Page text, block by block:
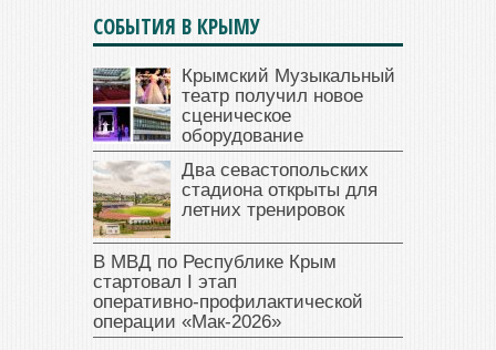
СОБЫТИЯ В КРЫМУ
Крымский Музыкальный
театр получил новое
сценическое
оборудование
Два севастопольских
стадиона открыты для
летних тренировок
В МВД по Республике Крым
стартовал I этап
оперативно‑профилактической
операции «Мак‑2026»